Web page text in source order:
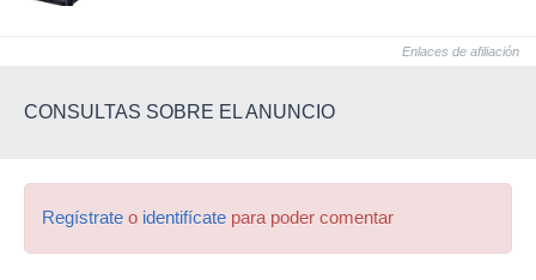
Enlaces de afiliación
CONSULTAS SOBRE EL ANUNCIO
Regístrate o identifícate para poder comentar